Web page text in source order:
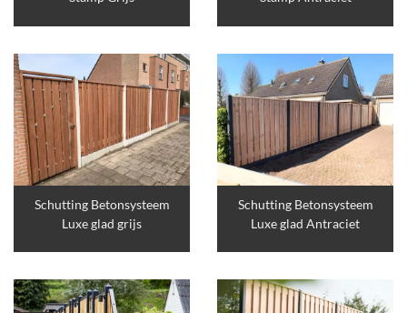
Schutting Betonsysteem
Luxe glad grijs
Schutting Betonsysteem
Luxe glad Antraciet